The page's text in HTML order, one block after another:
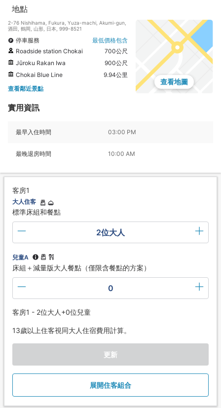
地點
2-76 Nishihama, Fukura, Yuza-machi, Akumi-gun,
酒田, 鶴岡, 山形, 日本, 999-8521
停車服務
最低價格包含
Roadside station Chokai
700公尺
Jūroku Rakan Iwa
900公尺
Chokai Blue Line
9.94公里
查看鄰近景點
查看地圖
實用資訊
最早入住時間 03:00 PM
最晚退房時間 10:00 AM
客房1
大人住客
標準床組和餐點
2位大人
兒童A
床組＋減量版大人餐點（僅限含餐點的方案）
0
客房1 - 2位大人+0位兒童
13歲以上住客視同大人住宿費用計算。
更新
展開住客組合